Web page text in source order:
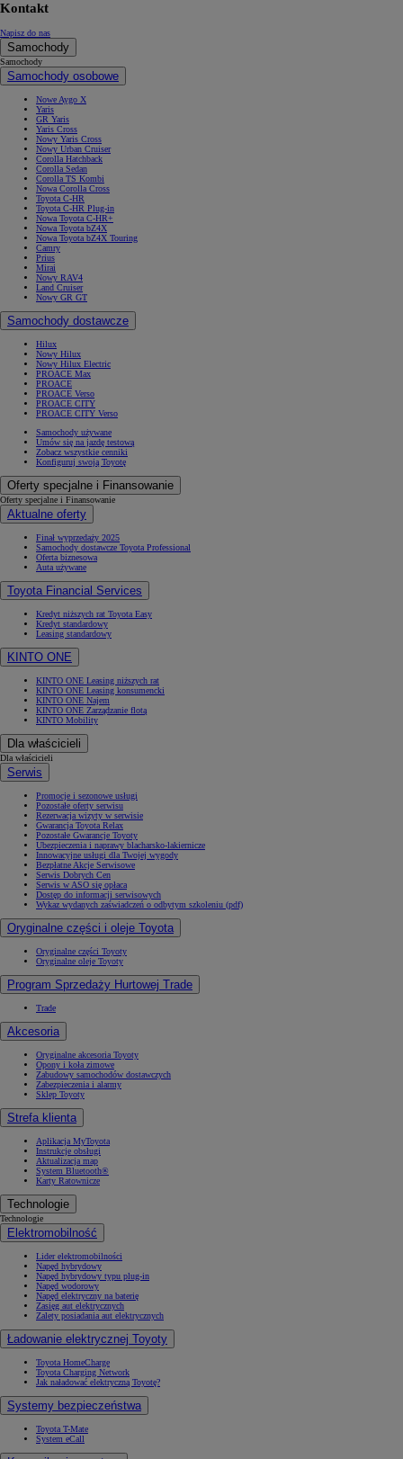
Kontakt
Napisz do nas
Samochody
Samochody
Samochody osobowe
Nowe Aygo X
Yaris
GR Yaris
Yaris Cross
Nowy Yaris Cross
Nowy Urban Cruiser
Corolla Hatchback
Corolla Sedan
Corolla TS Kombi
Nowa Corolla Cross
Toyota C-HR
Toyota C-HR Plug-in
Nowa Toyota C-HR+
Nowa Toyota bZ4X
Nowa Toyota bZ4X Touring
Camry
Prius
Mirai
Nowy RAV4
Land Cruiser
Nowy GR GT
Samochody dostawcze
Hilux
Nowy Hilux
Nowy Hilux Electric
PROACE Max
PROACE
PROACE Verso
PROACE CITY
PROACE CITY Verso
Samochody używane
Umów się na jazdę testową
Zobacz wszystkie cenniki
Konfiguruj swoją Toyotę
Oferty specjalne i Finansowanie
Oferty specjalne i Finansowanie
Aktualne oferty
Finał wyprzedaży 2025
Samochody dostawcze Toyota Professional
Oferta biznesowa
Auta używane
Toyota Financial Services
Kredyt niższych rat Toyota Easy
Kredyt standardowy
Leasing standardowy
KINTO ONE
KINTO ONE Leasing niższych rat
KINTO ONE Leasing konsumencki
KINTO ONE Najem
KINTO ONE Zarządzanie flotą
KINTO Mobility
Dla właścicieli
Dla właścicieli
Serwis
Promocje i sezonowe usługi
Pozostałe oferty serwisu
Rezerwacja wizyty w serwisie
Gwarancja Toyota Relax
Pozostałe Gwarancje Toyoty
Ubezpieczenia i naprawy blacharsko-lakiernicze
Innowacyjne usługi dla Twojej wygody
Bezpłatne Akcje Serwisowe
Serwis Dobrych Cen
Serwis w ASO się opłaca
Dostęp do informacji serwisowych
Wykaz wydanych zaświadczeń o odbytym szkoleniu (pdf)
Oryginalne części i oleje Toyota
Oryginalne części Toyoty
Oryginalne oleje Toyoty
Program Sprzedaży Hurtowej Trade
Trade
Akcesoria
Oryginalne akcesoria Toyoty
Opony i koła zimowe
Zabudowy samochodów dostawczych
Zabezpieczenia i alarmy
Sklep Toyoty
Strefa klienta
Aplikacja MyToyota
Instrukcje obsługi
Aktualizacja map
System Bluetooth®
Karty Ratownicze
Technologie
Technologie
Elektromobilność
Lider elektromobilności
Napęd hybrydowy
Napęd hybrydowy typu plug-in
Napęd wodorowy
Napęd elektryczny na baterię
Zasięg aut elektrycznych
Zalety posiadania aut elektrycznych
Ładowanie elektrycznej Toyoty
Toyota HomeCharge
Toyota Charging Network
Jak naładować elektryczną Toyotę?
Systemy bezpieczeństwa
Toyota T-Mate
System eCall